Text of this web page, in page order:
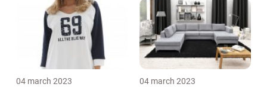
04 march 2023 04 march 2023